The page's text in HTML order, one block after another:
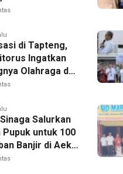
Barus Raih
di Tapteng,
Ingatkan
Olahraga dan
Penyakit
Salurkan
Pupuk untuk 100
Banjir di Aek